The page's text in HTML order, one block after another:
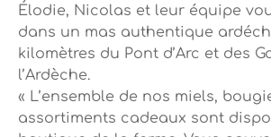
Élodie, Nicolas et leur équipe
dans un mas authentique
kilomètres du Pont d’Arc et des
l’Ardèche.
« L’ensemble de nos miels,
assortiments cadeaux sont